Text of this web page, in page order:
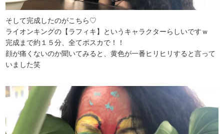
そして完成したのがこちら♡
ライオンキングの【ラフィキ】というキャラクターらしいですｗ
完成まで約１５分、全てポスカで！！
顔が痛くないのか聞いてみると、黄色が一番ヒリヒリすると言って
いました笑